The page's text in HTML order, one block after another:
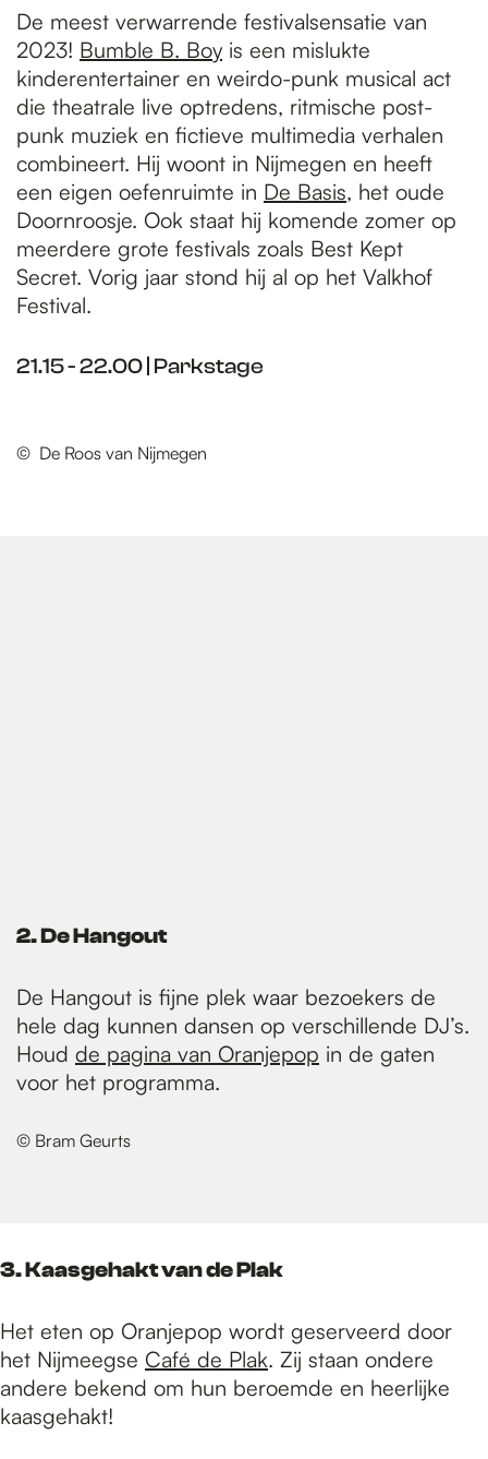
De meest verwarrende festivalsensatie van
2023! Bumble B. Boy is een mislukte
kinderentertainer en weirdo-punk musical act
die theatrale live optredens, ritmische post-
punk muziek en fictieve multimedia verhalen
combineert. Hij woont in Nijmegen en heeft
een eigen oefenruimte in De Basis, het oude
Doornroosje. Ook staat hij komende zomer op
meerdere grote festivals zoals Best Kept
Secret. Vorig jaar stond hij al op het Valkhof
Festival.
21.15 - 22.00 | Parkstage
© De Roos van Nijmegen
2. De Hangout
De Hangout is fijne plek waar bezoekers de
hele dag kunnen dansen op verschillende DJ’s.
Houd de pagina van Oranjepop in de gaten
voor het programma.
© Bram Geurts
3. Kaasgehakt van de Plak
Het eten op Oranjepop wordt geserveerd door
het Nijmeegse Café de Plak. Zij staan ondere
andere bekend om hun beroemde en heerlijke
kaasgehakt!